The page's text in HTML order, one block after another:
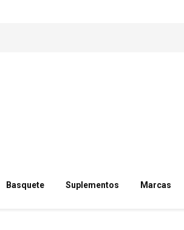
Basquete Suplementos Marcas